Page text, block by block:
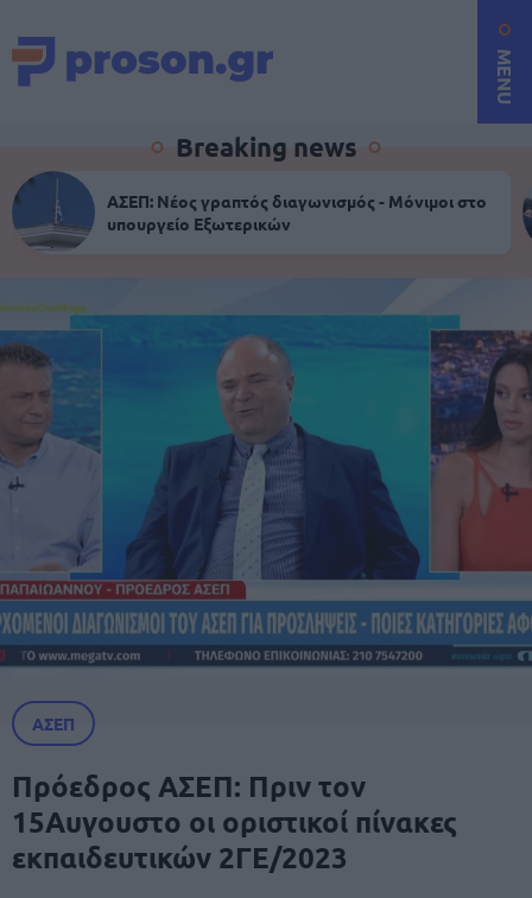
MENU
Breaking news
ΑΣΕΠ: Νέος γραπτός διαγωνισμός - Μόνιμοι στο
υπουργείο Εξωτερικών
ΑΣΕΠ
Πρόεδρος ΑΣΕΠ: Πριν τον
15Αυγουστο οι οριστικοί πίνακες
εκπαιδευτικών 2ΓΕ/2023